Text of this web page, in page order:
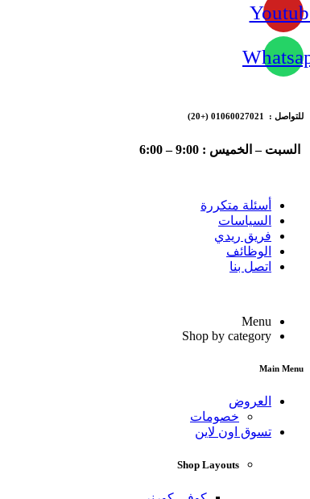
للتواصل : 01060027021 (+20)
السبت – الخميس : 9:00 – 6:00
أسئلة متكررة
السياسات
فريق ريدي
الوظائف
اتصل بنا
Menu
Shop by category
Main Menu
العروض
خصومات
تسوق اون لاين
Shop Layouts